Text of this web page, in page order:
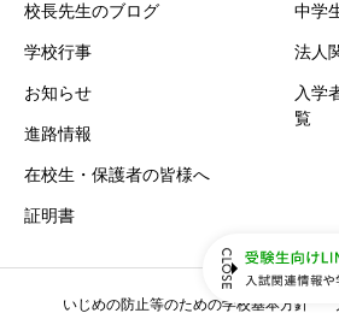
校長先生のブログ
学校行事
お知らせ
進路情報
在校生・保護者の皆様へ
証明書
中学
法人
入学
覧
いじめの防止等のための学校基本方針